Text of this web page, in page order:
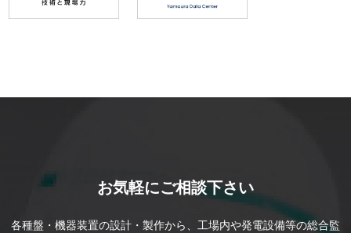
お気軽にご相談下さい
各種盤・機器装置の設計・製作から、工場内や発電設備等の総合監